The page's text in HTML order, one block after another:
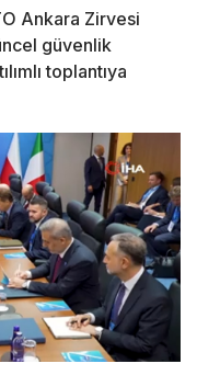
Ankara Zirvesi
güvenlik
toplantıya